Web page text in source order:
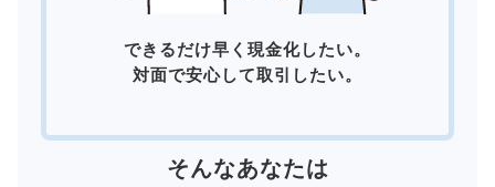
できるだけ早く現金化したい。
対面で安心して取引したい。
そんなあなたは